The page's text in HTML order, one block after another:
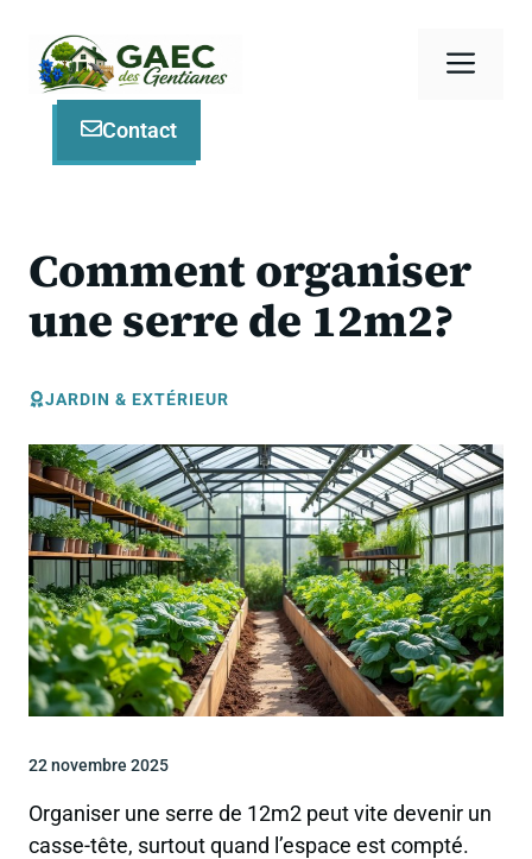
contenu
Contact
Comment organiser
une serre de 12m2?
JARDIN & EXTÉRIEUR
22 novembre 2025
Organiser une serre de 12m2 peut vite devenir un
casse-tête, surtout quand l’espace est compté.